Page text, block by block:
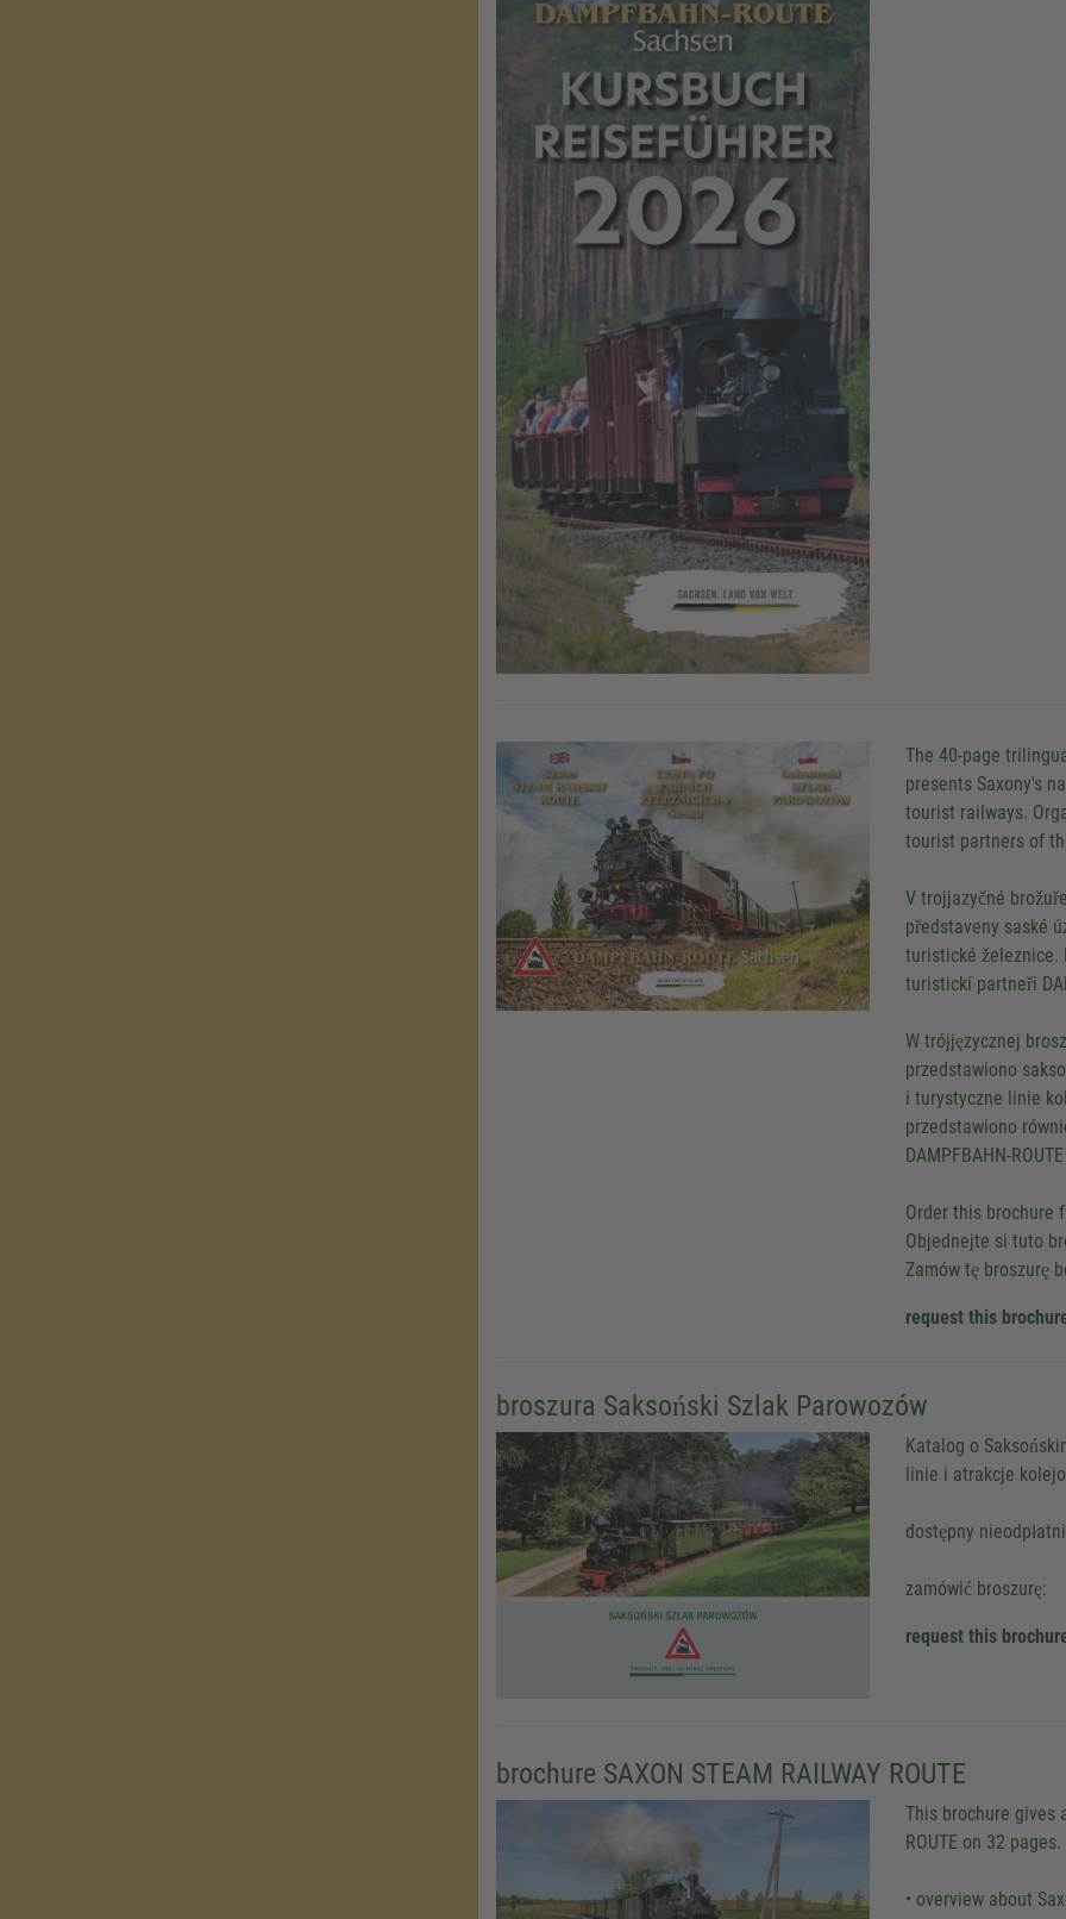
The 40-page
presents Saxony's
tourist railways.
tourist partners of
V trojjazyčné
představeny saské
turistické železnice.
turistickí partneři
W trójjęzycznej
przedstawiono
i turystyczne linie
przedstawiono
DAMPFBAHN-
Order this brochure
Objednejte si tuto
Zamów tę broszurę
request this
broszura Saksoński Szlak Parowozów
Katalog o
linie i atrakcje
dostępny
zamówić broszurę:
request this
brochure SAXON STEAM RAILWAY ROUTE
This brochure gives
ROUTE on 32 pages.
• overview about